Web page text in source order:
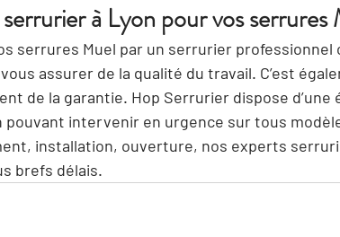
à Lyon pour vos serrures
serrures Muel par un serrurier professionnel
assurer de la qualité du travail. C’est
de la garantie. Hop Serrurier dispose d’une
intervenir en urgence sur tous
installation, ouverture, nos experts
brefs délais.